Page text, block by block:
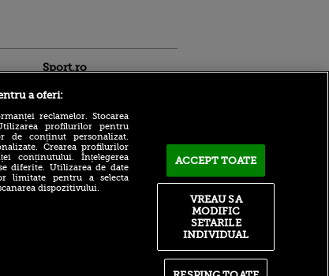
Sport.ro
ACUM: KuPS - Universitatea
Craiova 0-1, pe Sport.ro.
calificate direct în grupele
a oferi:
reclamelor. Stocarea
profilurilor pentru
de conținut personalizat.
Crearea profilurilor
conținutului. Înțelegerea
diferite. Utilizarea de date
limitate pentru a selecta
dispozitivului.
ACCEPT TOATE
VREAU SA
MODIFIC
SETARILE
INDIVIDUAL